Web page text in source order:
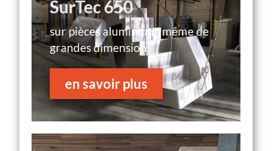
SurTec 650
sur pièces aluminium, même de
grandes dimensions
en savoir plus